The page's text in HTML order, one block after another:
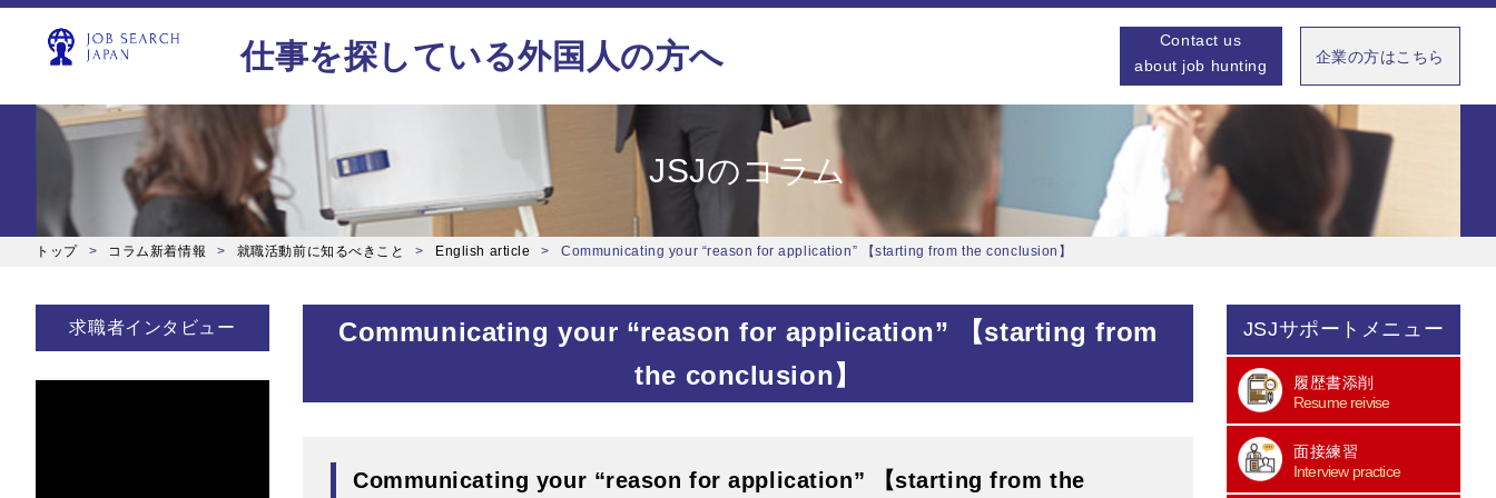
仕事を探している外国人の方へ
Contact us
about job hunting
企業の方はこちら
JSJのコラム
トップ コラム新着情報 就職活動前に知るべきこと English article Communicating your “reason for application” 【starting from the conclusion】
求職者インタビュー
Communicating your “reason for application” 【starting from
the conclusion】
Communicating your “reason for application” 【starting from the
JSJサポートメニュー
履歴書添削
Resume reivise
面接練習
Interview practice